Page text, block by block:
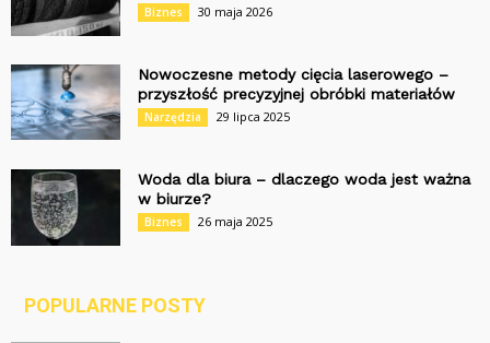
Biznes 30 maja 2026
Nowoczesne metody cięcia laserowego –
przyszłość precyzyjnej obróbki materiałów
Narzędzia 29 lipca 2025
Woda dla biura – dlaczego woda jest ważna
w biurze?
Biznes 26 maja 2025
POPULARNE POSTY